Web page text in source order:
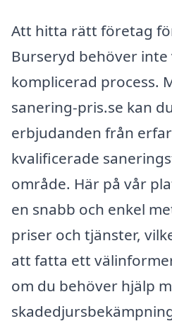
Att hitta rätt företag
Burseryd behöver inte
komplicerad process.
sanering-pris.se kan
erbjudanden från
kvalificerade
område. Här på vår
en snabb och enkel
priser och tjänster,
att fatta ett
om du behöver hjälp